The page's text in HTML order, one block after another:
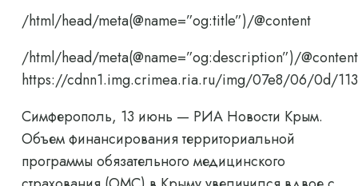
/html/head/meta(@name=”og:title”)/@content
/html/head/meta(@name=”og:description”)/@content
https://cdnn1.img.crimea.ria.ru/img/07e8/06/0d/
Симферополь, 13 июнь — РИА Новости Крым.
Объем финансирования территориальной
программы обязательного медицинского